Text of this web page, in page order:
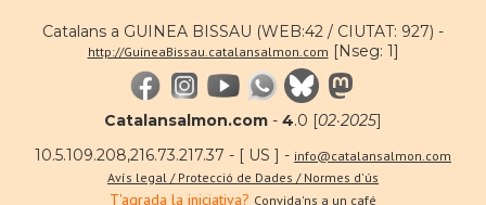
Catalans a GUINEA BISSAU (WEB:42 / CIUTAT: 927) -
http://GuineaBissau.catalansalmon.com [Nseg: 1]
Catalansalmon.com - 4.0 [02·2025]
10.5.109.208,216.73.217.37 - [ US ] - info@catalansalmon.com
Avís legal / Protecció de Dades / Normes d'ús
T'agrada la iniciativa? Convida'ns a un café